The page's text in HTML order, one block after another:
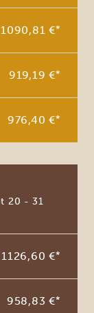
1090,81 €*
919,19 €*
976,40 €*
20 - 31
1126,60 €*
958,83 €*